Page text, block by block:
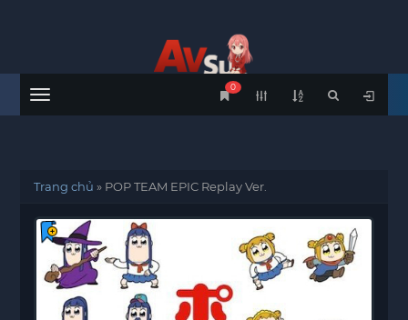
Menu
0
Trang chủ » POP TEAM EPIC Replay Ver.